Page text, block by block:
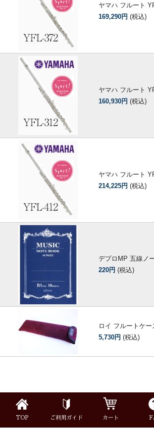
ヤマハ フルート
169,290円 (税込)
ヤマハ フルート
160,930円 (税込)
ヤマハ フルート
214,225円 (税込)
デプロMP 五線ノ
220円 (税込)
ロイ フルートケー
5,730円 (税込)
TOP ご利用ガイド カート